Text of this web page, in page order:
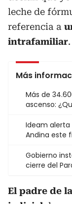
leche de
referencia a
intrafamiliar.
Más
Más de
ascenso:
Ideam alerta
Andina este
Gobierno
cierre del
El padre de